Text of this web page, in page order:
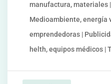
manufactura, materiales
Medioambiente, energía
emprendedoras |
helth, equipos médicos |